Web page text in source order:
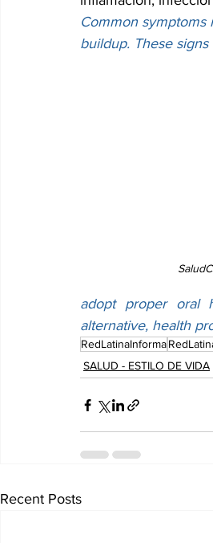
Common symptoms
buildup. These
adopt proper oral
alternative, health
RedLatinaInforma
SALUD - ESTILO DE VIDA
Recent Posts